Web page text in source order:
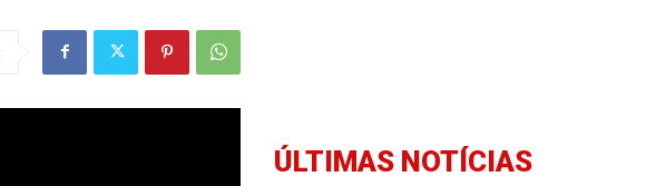
ÚLTIMAS NOTÍCIAS